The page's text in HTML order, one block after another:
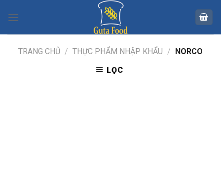
TRANG CHỦ / THỰC PHẨM NHẬP KHẨU / NORCO
LỌC